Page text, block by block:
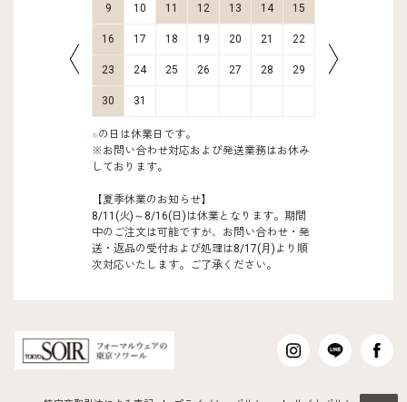
9 10 11 12 13 14 15
16 17 18 19 20 21 22
23 24 25 26 27 28 29
30 31
■の日は休業日です。
※お問い合わせ対応および発送業務はお休み
しております。
【夏季休業のお知らせ】
8/11(火)～8/16(日)は休業となります。期間
中のご注文は可能ですが、お問い合わせ・発
送・返品の受付および処理は8/17(月)より順
次対応いたします。ご了承ください。